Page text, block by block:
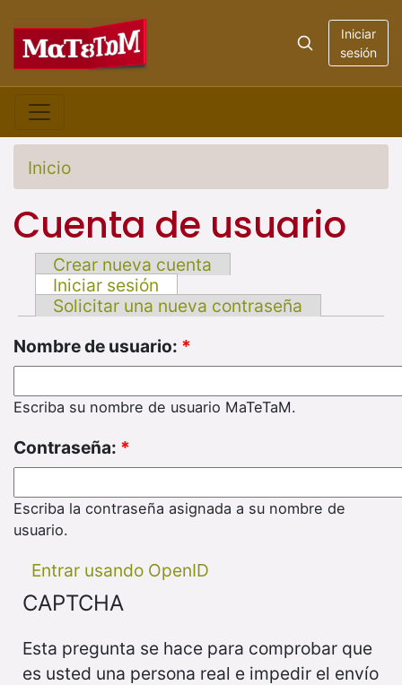
Iniciar
sesión
Inicio
Cuenta de usuario
Crear nueva cuenta
Iniciar sesión
Solicitar una nueva contraseña
Nombre de usuario: *
Escriba su nombre de usuario MaTeTaM.
Contraseña: *
Escriba la contraseña asignada a su nombre de
usuario.
Entrar usando OpenID
CAPTCHA
Esta pregunta se hace para comprobar que
es usted una persona real e impedir el envío